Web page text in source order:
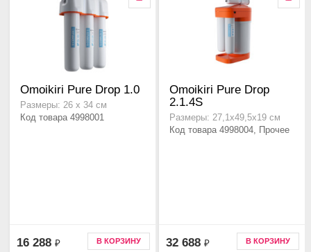
Omoikiri Pure Drop 1.0
Размеры: 26 х 34 см
Код товара 4998001
16 288 ₽ В КОРЗИНУ
Omoikiri Pure Drop
2.1.4S
Размеры: 27,1х49,5х19 см
Код товара 4998004, Прочее
32 688 ₽ В КОРЗИНУ